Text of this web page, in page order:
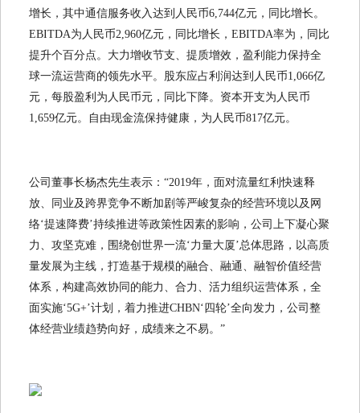
增长，其中通信服务收入达到人民币6,744亿元，同比增长。
EBITDA为人民币2,960亿元，同比增长，EBITDA率为，同比
提升个百分点。大力增收节支、提质增效，盈利能力保持全
球一流运营商的领先水平。股东应占利润达到人民币1,066亿
元，每股盈利为人民币元，同比下降。资本开支为人民币
1,659亿元。自由现金流保持健康，为人民币817亿元。
公司董事长杨杰先生表示：“2019年，面对流量红利快速释
放、同业及跨界竞争不断加剧等严峻复杂的经营环境以及网
络‘提速降费’持续推进等政策性因素的影响，公司上下凝心聚
力、攻坚克难，围绕创世界一流‘力量大厦’总体思路，以高质
量发展为主线，打造基于规模的融合、融通、融智价值经营
体系，构建高效协同的能力、合力、活力组织运营体系，全
面实施‘5G+’计划，着力推进CHBN‘四轮’全向发力，公司整
体经营业绩趋势向好，成绩来之不易。”